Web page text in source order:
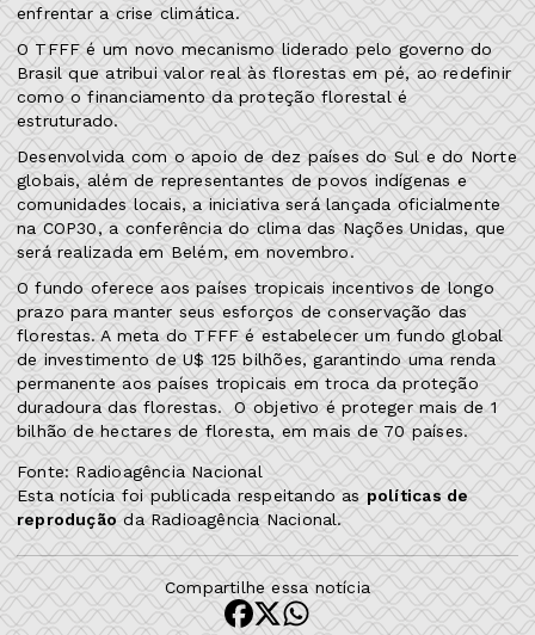
enfrentar a crise climática.
O TFFF é um novo mecanismo liderado pelo governo do
Brasil que atribui valor real às florestas em pé, ao redefinir
como o financiamento da proteção florestal é
estruturado.
Desenvolvida com o apoio de dez países do Sul e do Norte
globais, além de representantes de povos indígenas e
comunidades locais, a iniciativa será lançada oficialmente
na COP30, a conferência do clima das Nações Unidas, que
será realizada em Belém, em novembro.
O fundo oferece aos países tropicais incentivos de longo
prazo para manter seus esforços de conservação das
florestas. A meta do TFFF é estabelecer um fundo global
de investimento de U$ 125 bilhões, garantindo uma renda
permanente aos países tropicais em troca da proteção
duradoura das florestas. O objetivo é proteger mais de 1
bilhão de hectares de floresta, em mais de 70 países.
Fonte: Radioagência Nacional
Esta notícia foi publicada respeitando as políticas de
reproduçãoda Radioagência Nacional.
Compartilhe essa notícia